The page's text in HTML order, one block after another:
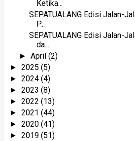
Ketika...
SEPATUALANG Edisi Jalan-
P...
SEPATUALANG Edisi Jalan-
da...
►April(2)
► 2025 (5)
► 2024 (4)
► 2023 (8)
► 2022 (13)
► 2021 (44)
► 2020 (41)
► 2019 (51)